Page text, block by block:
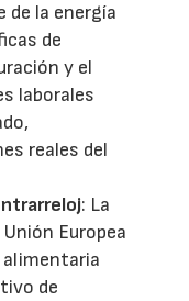
de la energía
de
y el
laborales
reales del
: La
Europea
alimentaria
de